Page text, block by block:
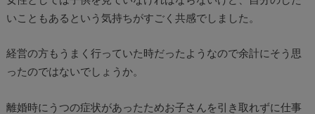
いこともあるという気持ちがすごく共感でしました。
経営の方もうまく行っていた時だったようなので余計にそう思
ったのではないでしょうか。
離婚時にうつの症状があったためお子さんを引き取れずに仕事